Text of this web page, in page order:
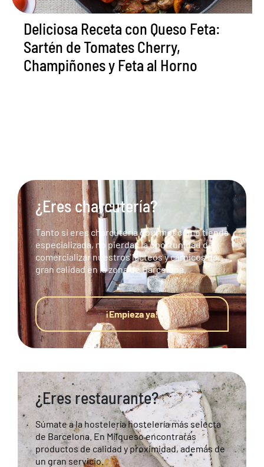
Deliciosa Receta con Queso Feta:
Sartén de Tomates Cherry,
Champiñones y Feta al Horno
¿Eres charcutería?
Tanto si eres charcutería gourmet como tienda
especializada, no pierdas la oportunidad de
comercializar nuestros lácteos y cárnicos de
gran calidad en la zona de Barcelona.
¡Empieza ya!
¿Eres restaurante?
Súmate a la hostelería hostelería más selecta
de Barcelona. En Milqueso encontrarás
productos de calidad y proximidad, además de
un gran servicio.